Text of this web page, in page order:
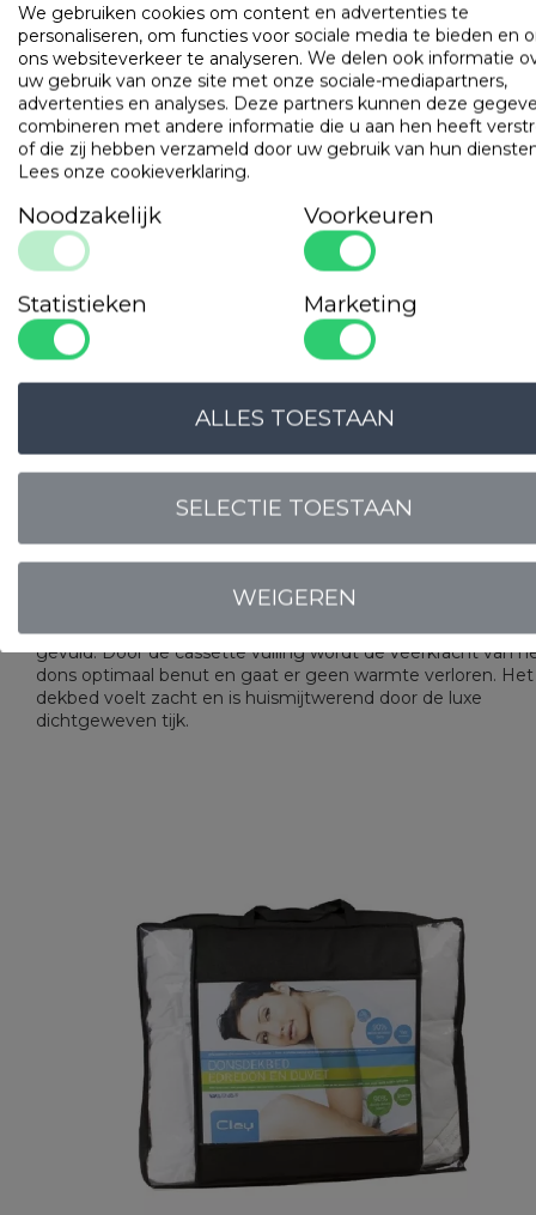
Dekbedden
90% Ganzendons Single
OMSCHRIJVING
Een dekbed dat uitblinkt in souplesse. De ganzendons
maakt dit dekbed veerkrachtig met een hoge
Het zomerdeel is carré gestikt. De andere delen zijn
gevuld. Door de cassette vulling wordt de veerkracht van
dons optimaal benut en gaat er geen warmte verloren.
dekbed voelt zacht en is huismijtwerend door de luxe
dichtgeweven tijk.
Een dekbed dat uitblinkt in souplesse. De ganzendons
maakt dit dekbed veerkrachtig met een hoge
Het zomerdeel is carré gestikt. De andere delen zijn
gevuld. Door de cassette vulling wordt de veerkracht van
dons optimaal benut en gaat er geen warmte verloren. Het
dekbed voelt zacht en is huismijtwerend door de luxe
dichtgeweven tijk.
We gebruiken cookies om content en advertenties te
personaliseren, om functies voor sociale media te bieden en
ons websiteverkeer te analyseren. We delen ook informatie
uw gebruik van onze site met onze sociale-mediapartners,
advertenties en analyses. Deze partners kunnen deze
combineren met andere informatie die u aan hen heeft
of die zij hebben verzameld door uw gebruik van hun
Lees onze cookieverklaring.
Noodzakelijk Voorkeuren
Statistieken Marketing
WEIGEREN
SELECTIE TOESTAAN
ALLES TOESTAAN